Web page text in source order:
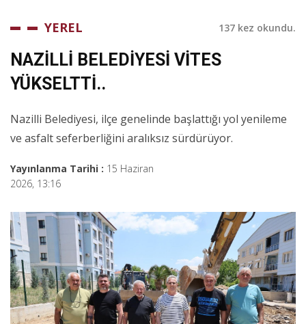
YEREL 137 kez okundu.
NAZİLLİ BELEDİYESİ VİTES
YÜKSELTTİ..
Nazilli Belediyesi, ilçe genelinde başlattığı yol yenileme
ve asfalt seferberliğini aralıksız sürdürüyor.
Yayınlanma Tarihi : 15 Haziran
2026, 13:16